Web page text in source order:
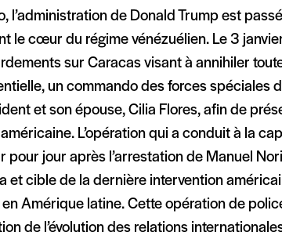
l’administration de Donald Trump est
le cœur du régime vénézuélien. Le 3
sur Caracas visant à annihiler
un commando des forces spéciales
et son épouse, Cilia Flores, afin de
L’opération qui a conduit à la
pour jour après l’arrestation de Manuel
et cible de la dernière intervention
en Amérique latine. Cette opération de
de l’évolution des relations